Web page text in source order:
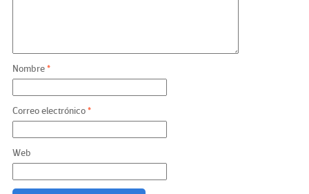
Nombre*
Correo electrónico*
Web